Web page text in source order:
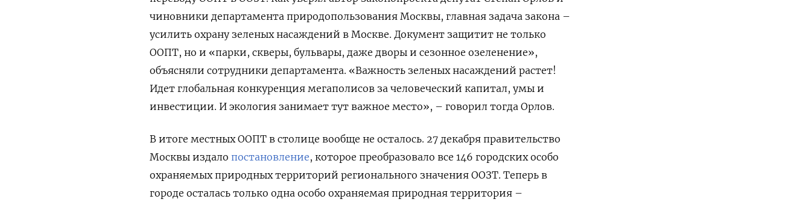
чиновники департамента природопользования Москвы, главная задача закона –
усилить охрану зеленых насаждений в Москве. Документ защитит не только
ООПТ, но и «парки, скверы, бульвары, даже дворы и сезонное озеленение»,
объясняли сотрудники департамента. «Важность зеленых насаждений растет!
Идет глобальная конкуренция мегаполисов за человеческий капитал, умы и
инвестиции. И экология занимает тут важное место», – говорил тогда Орлов.
В итоге местных ООПТ в столице вообще не осталось. 27 декабря правительство
Москвы издало постановление, которое преобразовало все 146 городских особо
охраняемых природных территорий регионального значения ООЗТ. Теперь в
городе осталась только одна особо охраняемая природная территория –